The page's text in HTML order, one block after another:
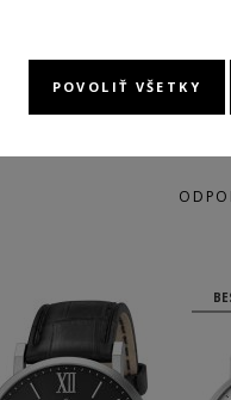
POVOLIŤ VŠETKY